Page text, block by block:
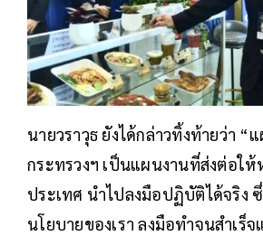
นายวราวุธ ยังได้กล่าวทิ้งท้ายว่า “
กระทรวงฯ เป็นแผนงานที่ส่งต่อใ
ประเทศ นำไปลงมือปฏิบัติได้จริง
นโยบายของเรา ลงมือทำจนสำเร็จ